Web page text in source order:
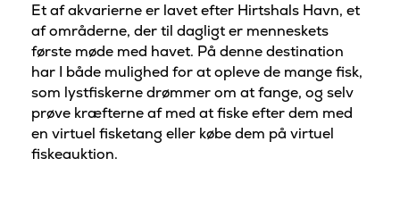
Et af akvarierne er lavet efter Hirtshals Havn, et
af områderne, der til dagligt er menneskets
første møde med havet. På denne destination
har I både mulighed for at opleve de mange fisk,
som lystfiskerne drømmer om at fange, og selv
prøve kræfterne af med at fiske efter dem med
en virtuel fisketang eller købe dem på virtuel
fiskeauktion.